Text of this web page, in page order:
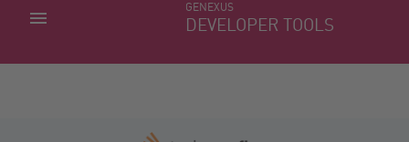
GENEXUS
DEVELOPER TOOLS
MIS APLICACIONES